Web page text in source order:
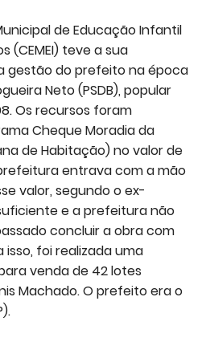
de Educação Infantil
(CEMEI) teve a sua
gestão do prefeito na época
Neto (PSDB), popular
Os recursos foram
Cheque Moradia da
de Habitação) no valor de
entrava com a mão
valor, segundo o ex-
e a prefeitura não
concluir a obra com
isso, foi realizada uma
venda de 42 lotes
Machado. O prefeito era o